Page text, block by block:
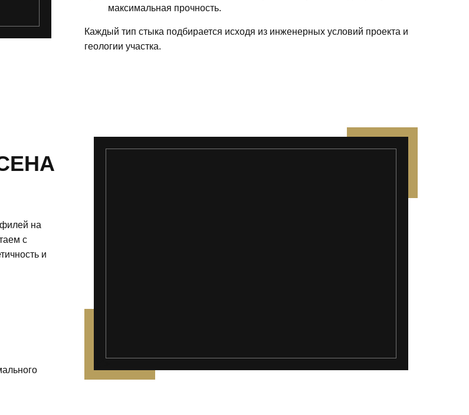
максимальная прочность.
Каждый тип стыка подбирается исходя из инженерных условий проекта и
геологии участка.
на
с
и